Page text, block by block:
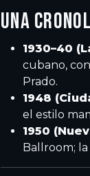
UNA
1930–40
cubano,
Prado.
1948
el estilo
1950
Ballroom; la